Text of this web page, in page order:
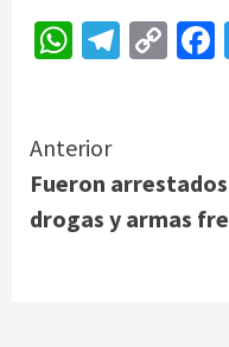
Continue
Reading
Anterior
Fueron
drogas y armas